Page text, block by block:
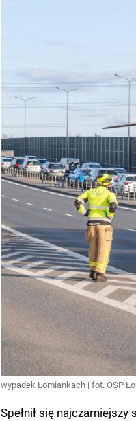
wypadek Łomiankach | fot. OSP
Spełnił się